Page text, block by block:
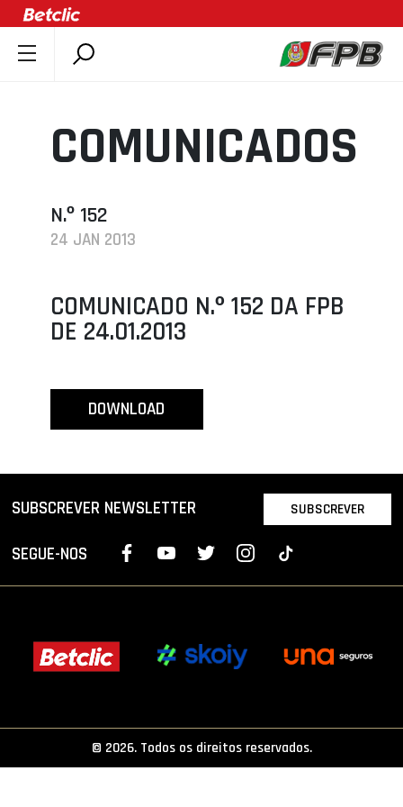
DOCUMENTOS
ÚLTIMAS
ASSOCIAÇÕES
CLUBES
AGENDA
SELEÇÕES
ÁREA TÉCNICA
PROJETOS
LIGA BETCLIC FEMININA
COMUNICADOS
N.º 152
24 JAN 2013
COMUNICADO N.º 152 DA FPB
DE 24.01.2013
DOWNLOAD
SUBSCREVER NEWSLETTER SUBSCREVER
SEGUE-NOS
© 2026. Todos os direitos reservados.